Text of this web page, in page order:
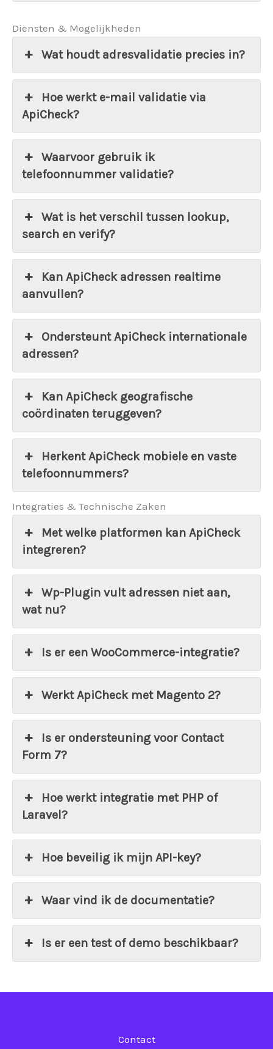
Diensten & Mogelijkheden
Wat houdt adresvalidatie precies in?
Hoe werkt e-mail validatie via
ApiCheck?
Waarvoor gebruik ik
telefoonnummer validatie?
Wat is het verschil tussen lookup,
search en verify?
Kan ApiCheck adressen realtime
aanvullen?
Ondersteunt ApiCheck internationale
adressen?
Kan ApiCheck geografische
coördinaten teruggeven?
Herkent ApiCheck mobiele en vaste
telefoonnummers?
Integraties & Technische Zaken
Met welke platformen kan ApiCheck
integreren?
Wp-Plugin vult adressen niet aan,
wat nu?
Is er een WooCommerce-integratie?
Werkt ApiCheck met Magento 2?
Is er ondersteuning voor Contact
Form 7?
Hoe werkt integratie met PHP of
Laravel?
Hoe beveilig ik mijn API-key?
Waar vind ik de documentatie?
Is er een test of demo beschikbaar?
Contact